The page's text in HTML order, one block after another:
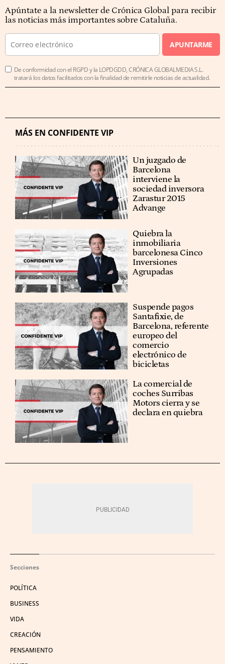
Apúntate a la newsletter de Crónica Global para recibir
las noticias más importantes sobre Cataluña.
APUNTARME
De conformidad con el RGPD y la LOPDGDD, CRÓNICA GLOBALMEDIA S.L.
tratará los datos facilitados con la finalidad de remitirle noticias de actualidad.
MÁS EN CONFIDENTE VIP
Un juzgado de
Barcelona
interviene la
sociedad inversora
Zarastur 2015
Advange
Quiebra la
inmobiliaria
barcelonesa Cinco
Inversiones
Agrupadas
Suspende pagos
Santafixie, de
Barcelona, referente
europeo del
comercio
electrónico de
bicicletas
La comercial de
coches Surribas
Motors cierra y se
declara en quiebra
Secciones
POLÍTICA
BUSINESS
VIDA
CREACIÓN
PENSAMIENTO